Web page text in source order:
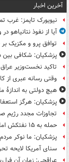
آخرین اخبار
نیویورک تایمز: غرب
آیا از نفوذ
توافق پرو و مکزیک
پزشکیان: شکافی
تاکید نخست‌وزیر
وقتی رسانه عبری از
هیچ دولتی به
پزشکیان: هرگز
تجاوزات مجدد رژیم
حمله به ۱۵ نفتکش‌ اماراتی از ابتدای جنگ
پزشکیان: ما نوکر
سنای آمریکا لایحه